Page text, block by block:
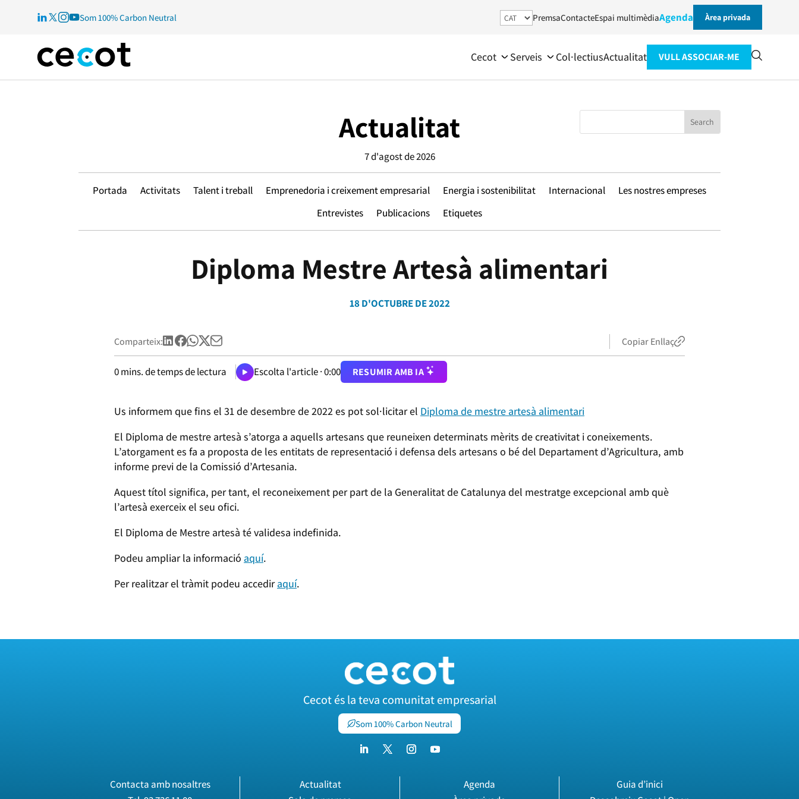
Som 100% Carbon Neutral PremsaContacteEspai multimèdiaAgenda Àrea privada
Cecot Serveis Col·lectiusActualitat VULL ASSOCIAR-ME
Actualitat
7 d'agost de 2026
Portada Activitats Talent i treball Emprenedoria i creixement empresarial Energia i sostenibilitat Internacional
Les nostres empreses
Entrevistes
Publicacions Etiquetes
Diploma Mestre Artesà alimentari
18 D'OCTUBRE DE 2022
Comparteix: Copiar Enllaç
0mins. de temps de lectura Escolta l'article ·0:00 RESUMIR AMB IA
Us informem que fins el 31 de desembre de 2022 es pot sol·licitar el Diploma de mestre artesà alimentari
El Diploma de mestre artesà s’atorga a aquells artesans que reuneixen determinats mèrits de creativitat i coneixements.
L’atorgament es fa a proposta de les entitats de representació i defensa dels artesans o bé del Departament d’Agricultura, amb
informe previ de la Comissió d’Artesania.
Aquest títol significa, per tant, el reconeixement per part de la Generalitat de Catalunya del mestratge excepcional amb què
l’artesà exerceix el seu ofici.
El Diploma de Mestre artesà té validesa indefinida.
Podeu ampliar la informació aquí.
Per realitzar el tràmit podeu accediraquí.
Cecot és la teva comunitat empresarial
Som 100% Carbon Neutral
Contacta amb nosaltres
Actualitat
Agenda
Guia d’inici